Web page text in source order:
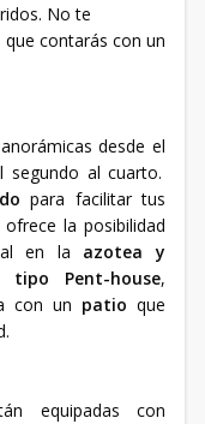
No te
contarás con un
desde el
segundo al cuarto.
para facilitar tus
la posibilidad
en la azotea y
Pent-house,
con un patioque
equipadas con